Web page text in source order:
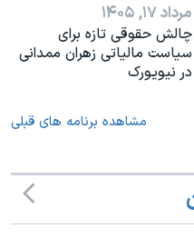
مرداد ۱۷, ۱۴۰۵
چالش حقوقی تازه برای
سیاست مالیاتی زهران ممدانی
در نیویورک
مشاهده برنامه های قبلی